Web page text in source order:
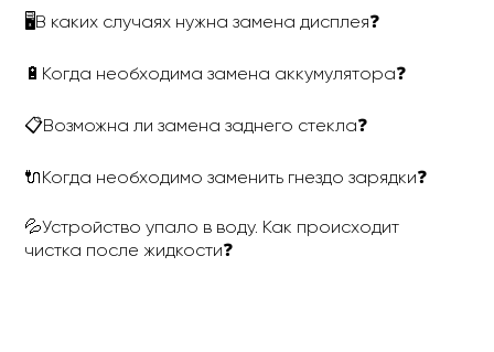
🖥В каких случаях нужна замена дисплея❓
🔋Когда необходима замена аккумулятора❓
📋Возможна ли замена заднего стекла❓
🔌Когда необходимо заменить гнездо зарядки❓
💦Устройство упало в воду. Как происходит
чистка после жидкости❓